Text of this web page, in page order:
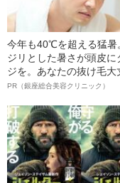
今年も40℃を超える猛暑
ジリとした暑さが頭皮に
ジを。あなたの抜け毛大
夫！？
PR（銀座総合美容クリニック）